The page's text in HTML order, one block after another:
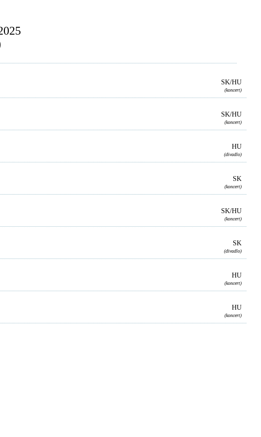
SK/HU
(koncert)
SK/HU
(koncert)
HU
(divadlo)
SK
(koncert)
SK/HU
(koncert)
SK
(divadlo)
HU
(koncert)
HU
(koncert)